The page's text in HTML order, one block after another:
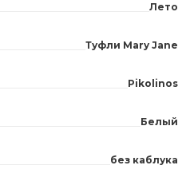
Лето
Туфли Mary Jane
Pikolinos
Белый
без каблука